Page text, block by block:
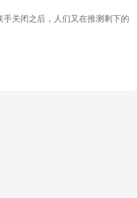
关闭之后，人们又在推测剩下的